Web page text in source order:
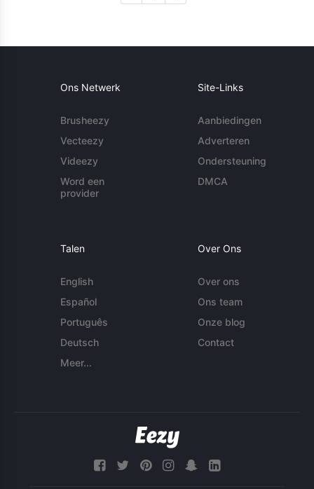
Ons Netwerk
Brusheezy
Vecteezy
Videezy
Word een
provider
Site-Links
Aanbiedingen
Adverteren
Ondersteuning
DMCA
Talen
English
Español
Português
Deutsch
Meer...
Over Ons
Over ons
Ons team
Onze blog
Contact